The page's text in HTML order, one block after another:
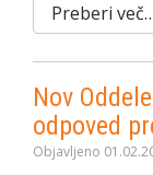
Preberi
Nov
odpoved
Objavljeno